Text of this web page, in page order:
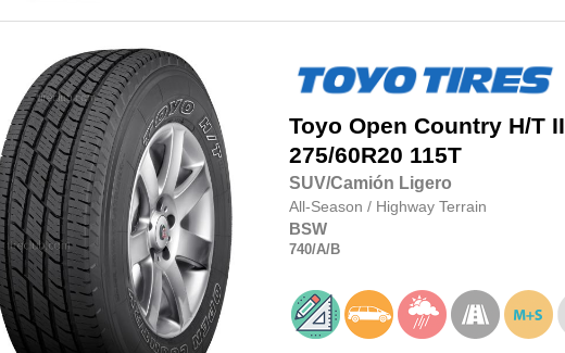
Toyo Open Country H/T II
275/60R20 115T
SUV/Camión Ligero
All-Season / Highway Terrain
BSW
740/A/B